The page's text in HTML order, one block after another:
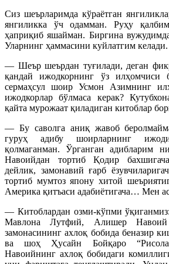
Сиз шеърларимда кўраётган
янгиликка ўч одамман. Руҳу
ҳаприқиб яшайман. Биргина
Уларнинг ҳаммасини куйлатгим келади.
— Шеър шеърдан туғилади, деган
қандай ижодкорнинг ўз илҳомчиси
сермаҳсул шоир Усмон Азимнинг
ижодкорлар бўлмаса керак?
қайта мурожаат қиладиган китоблар
— Бу саволга аниқ жавоб
гуруҳ адибу шоирларнинг
қолмаганман. Ўрганган адибларим
Навоийдан тортиб Қодир
дейлик, замонавий ғарб
тортиб мумтоз япону хитой
Америка қитъаси адабиётигача… Мен
— Китоблардан озми-кўпми
Мавлона Лутфий, Алишер
замонасининг ахлоқ бобида беназир
ва шоҳ Ҳусайн Бойқаро
Навоийнинг ахлоқ бобидаги